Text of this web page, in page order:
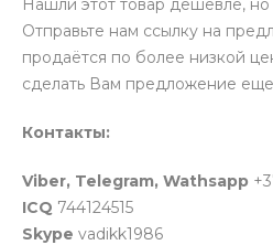
Нашли этот товар дешевле, но
Отправьте нам ссылку на
продаётся по более низкой
сделать Вам предложение
Контакты:
Viber, Telegram, Wathsapp
ICQ 744124515
Skype vadikk1986